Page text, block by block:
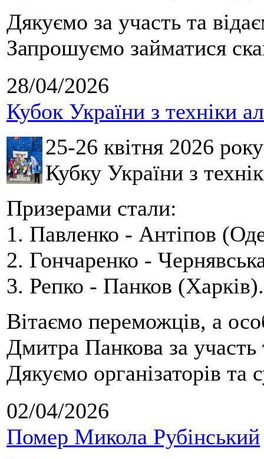
Дякуємо за участь та
Запрошуємо займатися
28/04/2026
Кубок України з техніки
25-26 квітня 2026
Кубку України з
Призерами стали:
1. Павленко - Антіпов
2. Гончаренко -
3. Репко - Панков (Харків).
Вітаємо переможців, а
Дмитра Панкова за
Дякуємо організаторів та
02/04/2026
Помер Микола Рубінський